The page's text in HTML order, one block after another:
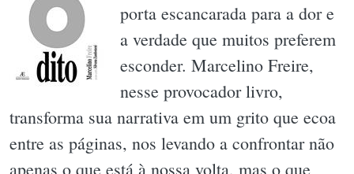
porta escancarada para a dor e
a verdade que muitos preferem
esconder. Marcelino Freire,
nesse provocador livro,
transforma sua narrativa em um grito que ecoa
entre as páginas, nos levando a confrontar não
apenas o que está à nossa volta, mas o que